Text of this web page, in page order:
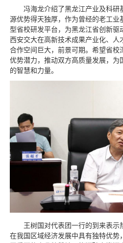
冯海龙介绍了黑龙江产业及科研
源优势得天独厚，作为曾经的老工业
型省校研发平台，为黑龙江省创新驱
西安交大在高新技术成果产业化、人
合作空间巨大，前景可期。希望省校
优势潜力，推动双方高质量发展，为
的智慧和力量。
王树国对代表团一行的到来表示
在我国区域经济发展中具有独特优势